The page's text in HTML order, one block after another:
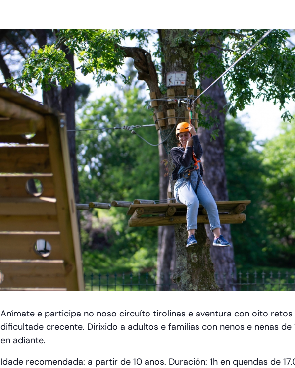
Anímate e participa no noso circuíto tirolinas e aventura con oito retos
dificultade crecente. Dirixido a adultos e familias con nenos e nenas de
en adiante.
Idade recomendada: a partir de 10 anos. Duración: 1h en quendas de